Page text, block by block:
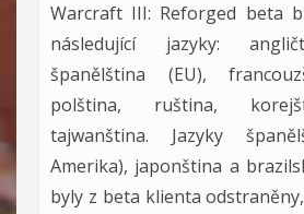
Warcraft III: Reforged beta
následující jazyky:
španělština (EU),
polština, ruština,
tajwanština. Jazyky
Amerika), japonština a
byly z beta klienta